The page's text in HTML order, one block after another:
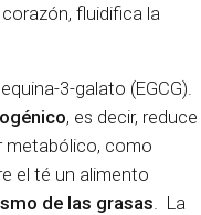
fluidifica la
3-galato (EGCG).
, es decir, reduce
metabólico, como
el té un alimento
de las grasas
La